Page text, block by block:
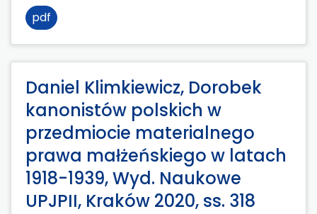
pdf
Daniel Klimkiewicz, Dorobek
kanonistów polskich w
przedmiocie materialnego
prawa małżeńskiego w latach
1918-1939, Wyd. Naukowe
UPJPII, Kraków 2020, ss. 318